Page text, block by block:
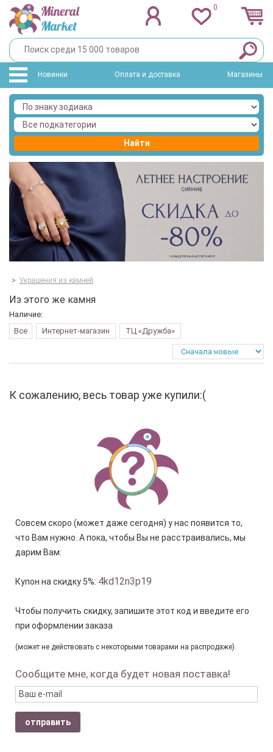
0
Новинки Оплата и доставка Магазины
Найти
> Украшения из камней
Из этого же камня
Наличие:
Все
Интернет-магазин ТЦ «Дружба»
К сожалению, весь товар уже купили:(
Совсем скоро (может даже сегодня) у нас появится то,
что Вам нужно. А пока, чтобы Вы не расстраивались, мы
дарим Вам:
Купон на скидку 5%: 4kd12n3p19
Чтобы получить скидку, запишите этот код и введите его
при оформлении заказа
(может не действовать с некоторыми товарами на распродаже).
Сообщите мне, когда будет новая поставка!
отправить